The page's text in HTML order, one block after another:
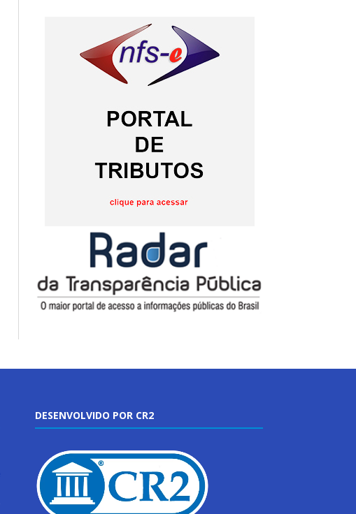
DESENVOLVIDO POR CR2